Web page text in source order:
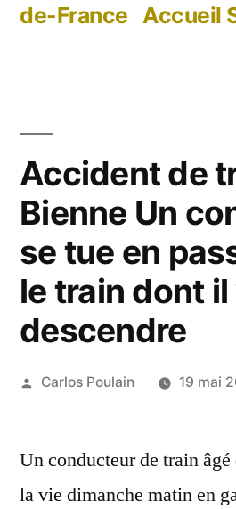
de-France Accueil
Accident de
Bienne Un
se tue en
le train dont
descendre
Publié
Carlos Poulain 19 mai
Un conducteur de train âgé
la vie dimanche matin en